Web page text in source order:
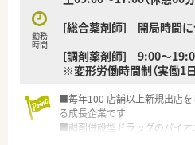
勤務
時間
[総合薬剤師] 開局時間に
[調剤薬剤師] 9:00～
※変形労働時間制（実働1
■毎年100 店舗以上新規出店を
る成長企業です
■調剤併設型ドラッグのパイオ